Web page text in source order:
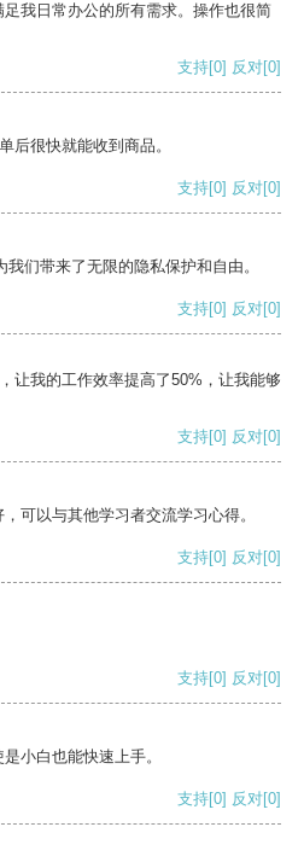
我日常办公的所有需求。操作也很简
支持[0] 反对[0]
后很快就能收到商品。
支持[0] 反对[0]
们带来了无限的隐私保护和自由。
支持[0] 反对[0]
让我的工作效率提高了50%，让我能够
支持[0] 反对[0]
可以与其他学习者交流学习心得。
支持[0] 反对[0]
支持[0] 反对[0]
小白也能快速上手。
支持[0] 反对[0]